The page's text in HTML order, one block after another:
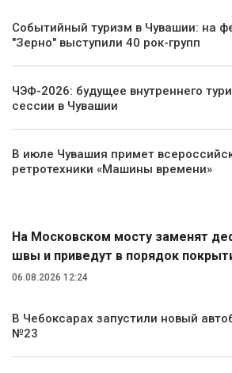
Событийный туризм в Чувашии: на
"Зерно" выступили 40 рок-групп
ЧЭФ-2026: будущее внутреннего
сессии в Чувашии
В июле Чувашия примет
ретротехники «Машины времени»
На Московском мосту заменят
швы и приведут в порядок
06.08.2026 12:24
В Чебоксарах запустили новый
№23